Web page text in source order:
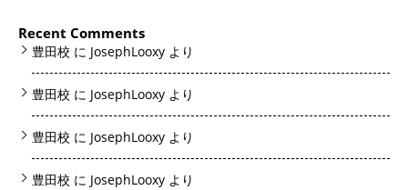
Recent Comments
豊田校 に JosephLooxy より
豊田校 に JosephLooxy より
豊田校 に JosephLooxy より
豊田校 に JosephLooxy より